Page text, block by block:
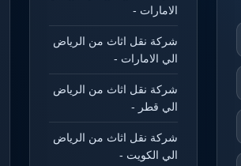
الامارات -
شركة نقل اثاث من الرياض
الي الامارات -
شركة نقل اثاث من الرياض
الي قطر -
شركة نقل اثاث من الرياض
الي الكويت -